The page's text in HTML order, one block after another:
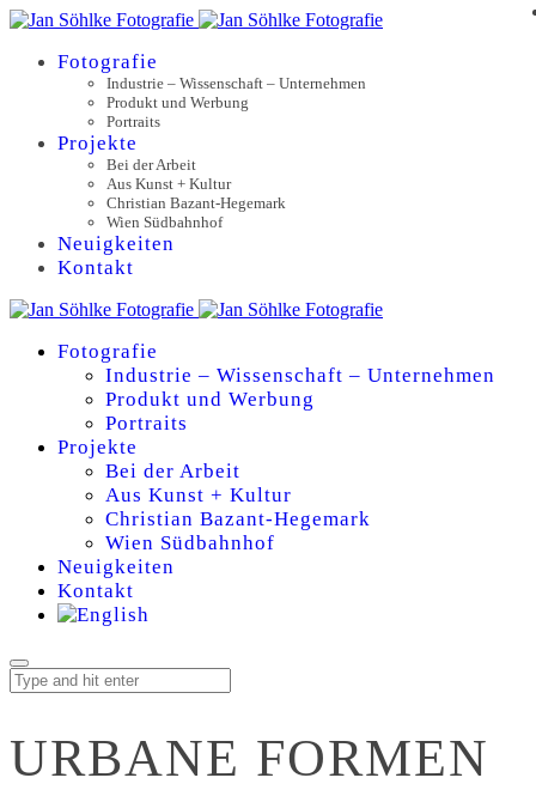
Fotografie
Industrie – Wissenschaft – Unternehmen
Produkt und Werbung
Portraits
Projekte
Bei der Arbeit
Aus Kunst + Kultur
Christian Bazant-Hegemark
Wien Südbahnhof
Neuigkeiten
Kontakt
Fotografie
Industrie – Wissenschaft – Unternehmen
Produkt und Werbung
Portraits
Projekte
Bei der Arbeit
Aus Kunst + Kultur
Christian Bazant-Hegemark
Wien Südbahnhof
Neuigkeiten
Kontakt
URBANE FORMEN